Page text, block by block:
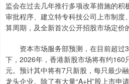
监会在过去几年推行多项改革措施的积
审批程序、建立特专科技公司上市制度
算周期，及全新首次公开招股市场定价
资本市场服务部预测，在目前超过
下，2026年，香港新股市场将有约160
元。预计其中将有7只新股，每只最少
龙头企业。除了有大量“A+H”股上市申